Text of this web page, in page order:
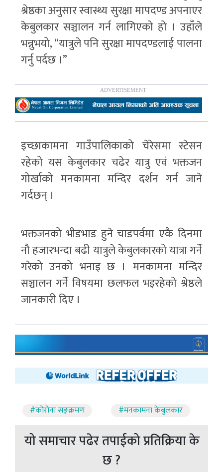
श्रेष्ठका अनुसार स्वास्थ्य सुरक्षा मापदण्ड अपनाएर
केबुलकार सञ्चालन गर्न लागिएको हो । उहाँले
भन्नुभयो, “यात्रुले पनि सुरक्षा मापदण्डलाई पालना
गर्नु पर्दछ ।”
इच्छाकामना गाउँपालिकाको चेरेसमा स्टेसन
रहेको यस केबुलकार चढेर यात्रु एवं भक्तजन
गोर्खाको मनकामना मन्दिर दर्शन गर्न जाने
गर्दछन् ।
भक्तजनको भीडभाड हुने चाडपर्वमा एकै दिनमा
नौ हजारभन्दा बढी यात्रुले केबुलकारको यात्रा गर्ने
गरेको उनको भनाइ छ । मनकामना मन्दिर
सञ्चालन गर्ने विषयमा छलफल भइरहेको श्रेष्ठले
जानकारी दिए ।
#कोरोना सङ्क्रमण #मनकामना केबुलकार
यो समाचार पढेर तपाईको प्रतिक्रिया के
छ ?